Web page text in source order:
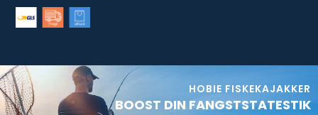
HOBIE FISKEKAJAKKER
BOOST DIN FANGSTSTATESTIK